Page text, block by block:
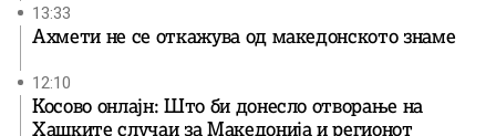
13:33
Ахмети не се откажува од македонското знаме
12:10
Косово онлајн: Што би донесло отворање на
Хашките случаи за Македонија и регионот